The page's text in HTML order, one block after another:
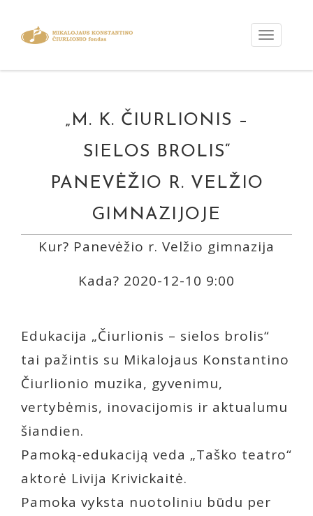
„M. K. ČIURLIONIS –
SIELOS BROLIS“
PANEVĖŽIO R. VELŽIO
GIMNAZIJOJE
Kur? Panevėžio r. Velžio gimnazija
Kada? 2020-12-10 9:00
Edukacija „Čiurlionis – sielos brolis“
tai pažintis su Mikalojaus Konstantino
Čiurlionio muzika, gyvenimu,
vertybėmis, inovacijomis ir aktualumu
šiandien.
Pamoką-edukaciją veda „Taško teatro“
aktorė Livija Krivickaitė.
Pamoka vyksta nuotoliniu būdu per